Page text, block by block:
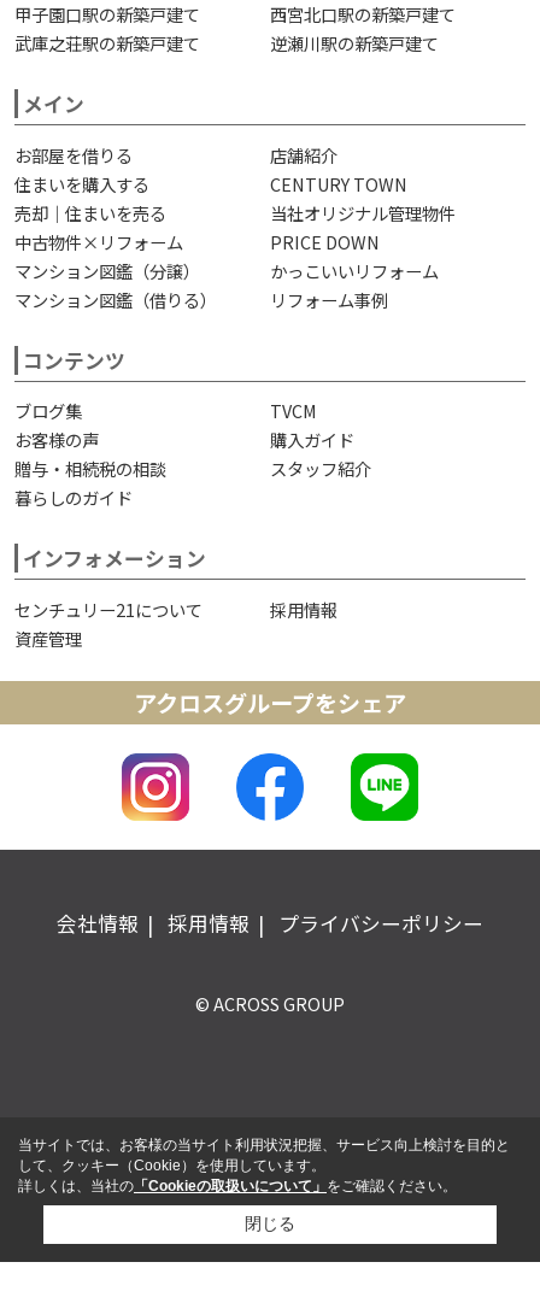
甲子園口駅の新築戸建て
西宮北口駅の新築戸建て
武庫之荘駅の新築戸建て
逆瀬川駅の新築戸建て
メイン
お部屋を借りる
店舗紹介
住まいを購入する
CENTURY TOWN
売却｜住まいを売る
当社オリジナル管理物件
中古物件×リフォーム
PRICE DOWN
マンション図鑑（分譲）
かっこいいリフォーム
マンション図鑑（借りる）
リフォーム事例
コンテンツ
ブログ集
TVCM
お客様の声
購入ガイド
贈与・相続税の相談
スタッフ紹介
暮らしのガイド
インフォメーション
センチュリー21について
採用情報
資産管理
アクロスグループをシェア
会社情報 採用情報 プライバシーポリシー
© ACROSS GROUP
当サイトでは、お客様の当サイト利用状況把握、サービス向上検討を目的と
して、クッキー（Cookie）を使用しています。
詳しくは、当社の 「Cookieの取扱いについて」 をご確認ください。
閉じる